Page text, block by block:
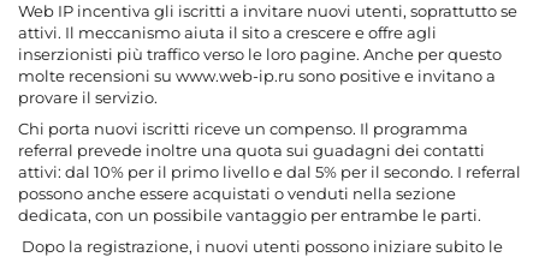
Web IP incentiva gli iscritti a invitare nuovi utenti, soprattutto se
attivi. Il meccanismo aiuta il sito a crescere e offre agli
inserzionisti più traffico verso le loro pagine. Anche per questo
molte recensioni su www.web-ip.ru sono positive e invitano a
provare il servizio.
Chi porta nuovi iscritti riceve un compenso. Il programma
referral prevede inoltre una quota sui guadagni dei contatti
attivi: dal 10% per il primo livello e dal 5% per il secondo. I referral
possono anche essere acquistati o venduti nella sezione
dedicata, con un possibile vantaggio per entrambe le parti.
Dopo la registrazione, i nuovi utenti possono iniziare subito le